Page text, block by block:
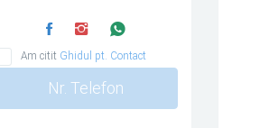
Am citit Ghidul pt. Contact
Nr. Telefon